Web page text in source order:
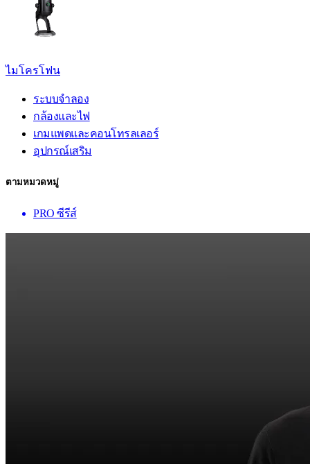
ไมโครโฟน
ระบบจำลอง
กล้องและไฟ
เกมแพดและคอนโทรลเลอร์
อุปกรณ์เสริม
ตามหมวดหมู่
PRO ซีรีส์